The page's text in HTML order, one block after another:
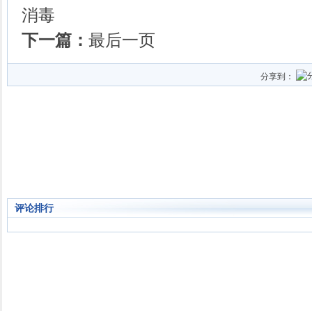
消毒
下一篇： 最后一页
分享到：
评论排行